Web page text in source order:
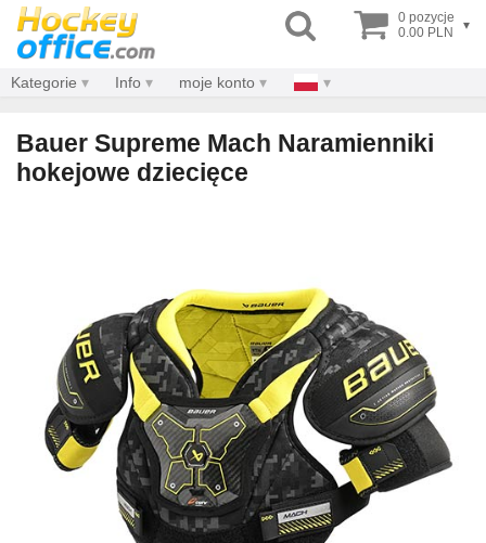
0 pozycje
0.00 PLN
▾
Kategorie Info moje konto
Bauer Supreme Mach Naramienniki
hokejowe dziecięce